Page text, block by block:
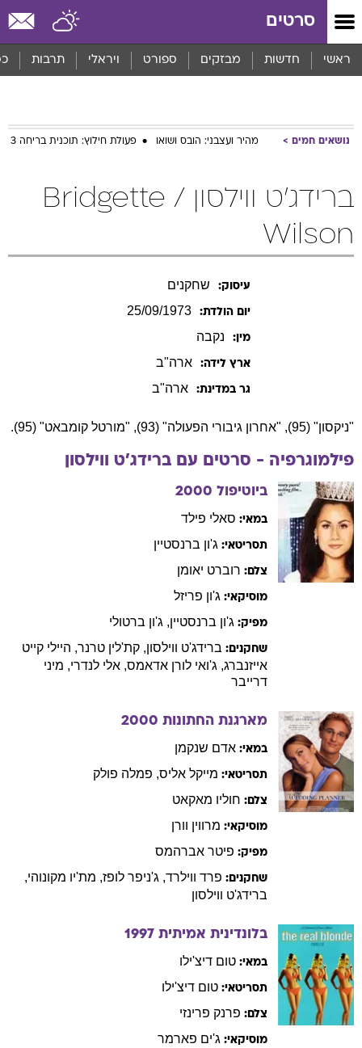
סרטים
ראשי חדשות מבזקים ספורט ויראלי תרבות
נושאים חמים מהיר ועצבני: הובס ושואו פעולת חילוץ: תוכנית בריחה 3
ברידג'ט ווילסון / Bridgette
Wilson
עיסוק: שחקנים
יום הולדת: 25/09/1973
מין: נקבה
ארץ לידה: ארה"ב
גר במדינת: ארה"ב
"ניקסון" (95), "אחרון גיבורי הפעולה" (93), "מורטל קומבאט" (95).
פילמוגרפיה - סרטים עם ברידג'ט ווילסון
ביוטיפול 2000
במאי: סאלי פילד
תסריטאי: ג'ון ברנסטיין
צלם: רוברט יאומן
מוסיקאי: ג'ון פריזל
מפיק: ג'ון ברנסטיין, ג'ון ברטולי
שחקנים: ברידג'ט ווילסון, קת'לין טרנר, היילי קייט
אייזנברג, ג'ואי לורן אדאמס, אלי לנדרי, מיני
דרייבר
מארגנת החתונות 2000
במאי: אדם שנקמן
תסריטאי: מייקל אליס, פמלה פולק
צלם: חוליו מאקאט
מוסיקאי: מרווין וורן
מפיק: פיטר אברהמס
שחקנים: פרד ווילרד, ג'ניפר לופז, מת'יו מקונוהי,
ברידג'ט ווילסון
בלונדינית אמיתית 1997
במאי: טום דיצ'ילו
תסריטאי: טום דיצ'ילו
צלם: פרנק פרינזי
מוסיקאי: ג'ים פארמר